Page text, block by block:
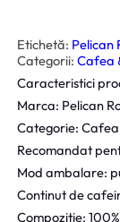
Etichetă: Pelican
Categorii:Cafea
Caracteristici
Marca: Pelican
Categorie:
Recomandat
Mod ambalare:
Continut de
Compozitie: